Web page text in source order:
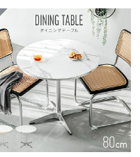
円形のテーブル。お